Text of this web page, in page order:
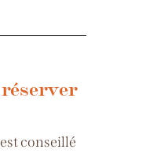
conseillé